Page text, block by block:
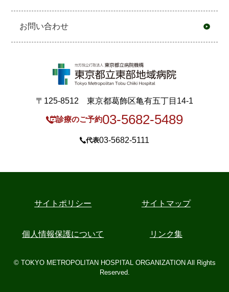
お問い合わせ
〒125-8512 東京都葛飾区亀有五丁目14-1
診療のご予約03-5682-5489
代表03-5682-5111
サイトポリシー サイトマップ
個人情報保護について リンク集
© TOKYO METROPOLITAN HOSPITAL ORGANIZATION All Rights
Reserved.